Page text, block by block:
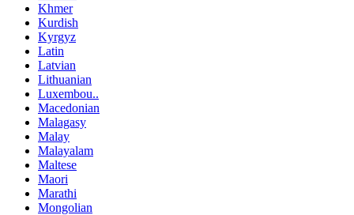
Khmer
Kurdish
Kyrgyz
Latin
Latvian
Lithuanian
Luxembou..
Macedonian
Malagasy
Malay
Malayalam
Maltese
Maori
Marathi
Mongolian